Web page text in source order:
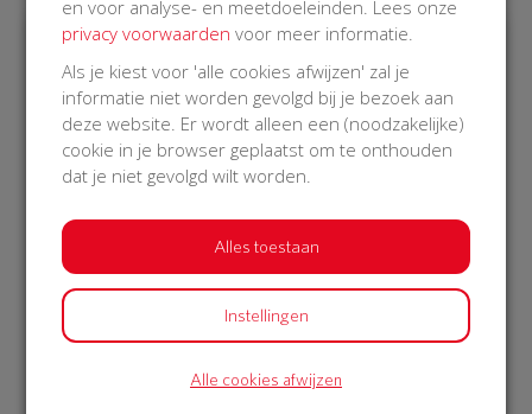
€ 1.175
Stichting Vrienden van
Duinoord
09 Jan 2019
€ 25
Afgeschermd
03 Jan 2019
Bekijk alle donateurs
en voor analyse- en meetdoeleinden. Lees onze
privacy voorwaarden voor meer informatie.
Als je kiest voor 'alle cookies afwijzen' zal je
informatie niet worden gevolgd bij je bezoek aan
deze website. Er wordt alleen een (noodzakelijke)
cookie in je browser geplaatst om te onthouden
dat je niet gevolgd wilt worden.
Alles toestaan
Instellingen
Alle cookies afwijzen